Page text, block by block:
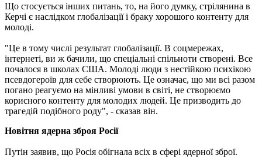
Що стосується інших питань, то, на його думку, стрілянина в
Керчі є наслідком глобалізації і браку хорошого контенту для
молоді.
"Це в тому числі результат глобалізації. В соцмережах,
інтернеті, ви ж бачили, що спеціальні спільноти створені. Все
почалося в школах США. Молоді люди з нестійкою психікою
псевдогероїв для себе створюють. Це означає, що ми всі разом
погано реагуємо на мінливі умови в світі, не створюємо
корисного контенту для молодих людей. Це призводить до
трагедій подібного роду", - сказав він.
Новітня ядерна зброя Росії
Путін заявив, що Росія обігнала всіх в сфері ядерної зброї.